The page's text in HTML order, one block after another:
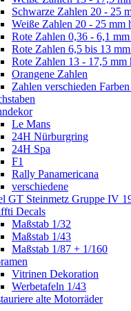
Schwarze Zahlen 20 - 25
Weiße Zahlen 20 - 25 mm
Rote Zahlen 0,36 - 6,1
Rote Zahlen 6,5 bis 13
Rote Zahlen 13 - 17,5
Orangene Zahlen
Zahlen verschieden
Le Mans
24H Nürburgring
24H Spa
F1
Rally Panamericana
verschiedene
GT Steinmetz Gruppe IV
Decals
Maßstab 1/32
Maßstab 1/43
Maßstab 1/87 + 1/160
Vitrinen Dekoration
Werbetafeln 1/43
alte Motorräder